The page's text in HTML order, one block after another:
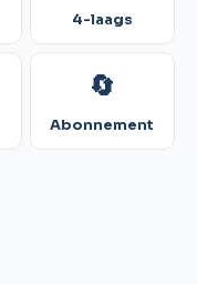
4-laags
🔄
Abonnement